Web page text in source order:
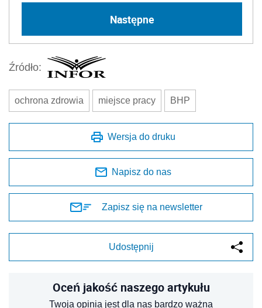
Następne
Źródło:
ochrona zdrowia miejsce pracy BHP
Wersja do druku
Napisz do nas
Zapisz się na newsletter
Udostępnij
Oceń jakość naszego artykułu
Twoja opinia jest dla nas bardzo ważna